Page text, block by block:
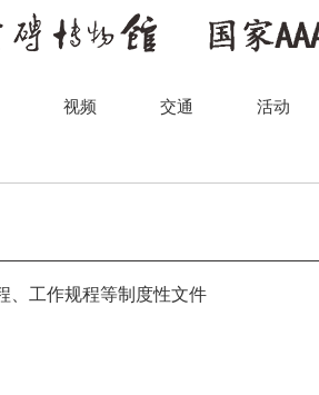
视频 交通 活动
、工作规程等制度性文件